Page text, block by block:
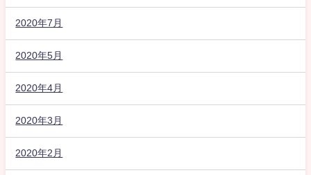
2020年7月
2020年5月
2020年4月
2020年3月
2020年2月